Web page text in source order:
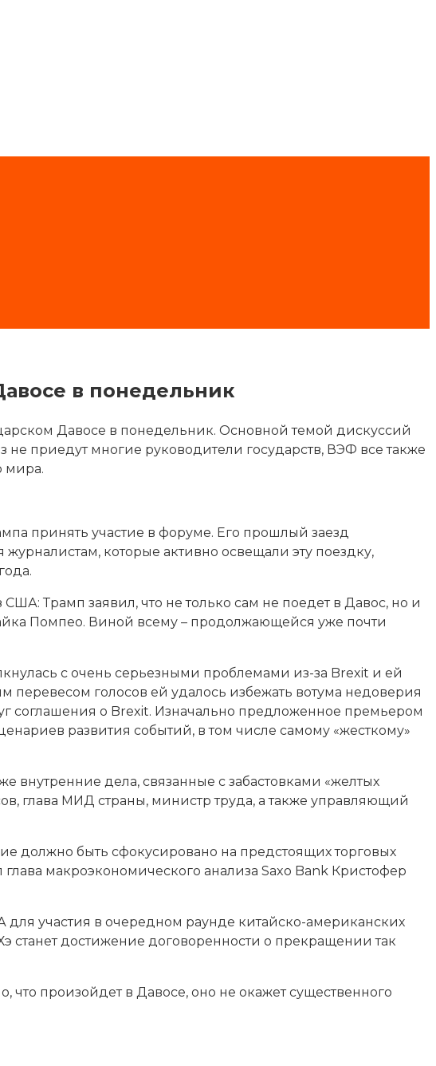
в понедельник
Давосе в понедельник. Основной темой дискуссий
не приедут многие руководители государств, ВЭФ все также
мира.
принять участие в форуме. Его прошлый заезд
которые активно освещали эту поездку,
Трамп заявил, что не только сам не поедет в Давос, но и
Помпео. Виной всему – продолжающейся уже почти
с очень серьезными проблемами из-за Brexit и ей
голосов ей удалось избежать вотума недоверия
соглашения о Brexit. Изначально предложенное премьером
развития событий, в том числе самому «жесткому»
дела, связанные с забастовками «желтых
глава МИД страны, министр труда, а также управляющий
должно быть сфокусировано на предстоящих торговых
макроэкономического анализа Saxo Bank Кристофер
участия в очередном раунде китайско-американских
станет достижение договоренности о прекращении так
что произойдет в Давосе, оно не окажет существенного